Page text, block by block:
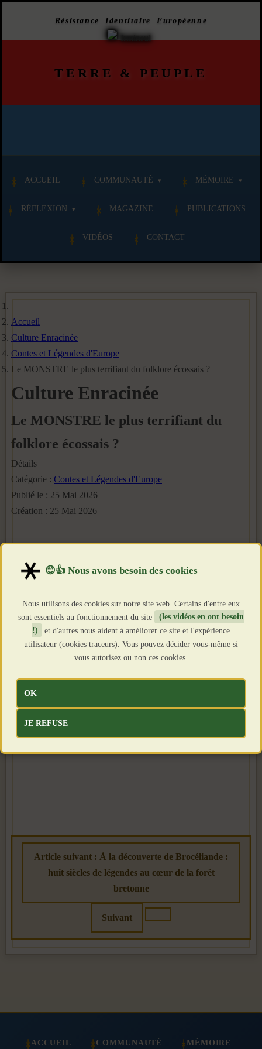
Résistance Identitaire Européenne
TERRE & PEUPLE
ACCUEIL COMMUNAUTÉ MÉMOIRE
RÉFLEXION MAGAZINE PUBLICATIONS
VIDÉOS CONTACT
Accueil
Culture Enracinée
Contes et Légendes d'Europe
Le MONSTRE le plus terrifiant du folklore écossais ?
Culture Enracinée
Le MONSTRE le plus terrifiant du
folklore écossais ?
Détails
Catégorie : Contes et Légendes d'Europe
Publié le : 25 Mai 2026
Création : 25 Mai 2026
Article suivant : À la découverte de Brocéliande :
huit siècles de légendes au cœur de la forêt
bretonne
Suivant
ACCUEIL COMMUNAUTÉ MÉMOIRE
Nous utilisons des cookies sur notre site web. Certains d'entre eux
sont essentiels au fonctionnement du site
(les vidéos en ont besoin
!)
et d'autres nous aident à améliorer ce site et l'expérience
utilisateur (cookies traceurs). Vous pouvez décider vous-même si
vous autorisez ou non ces cookies.
OK
JE REFUSE